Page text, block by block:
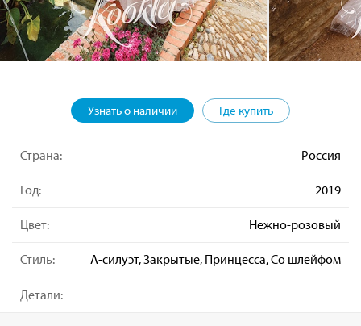
Узнать о наличии Где купить
Страна: Россия
Год: 2019
Цвет: Нежно-розовый
Стиль: А-силуэт, Закрытые, Принцесса, Со шлейфом
Детали: